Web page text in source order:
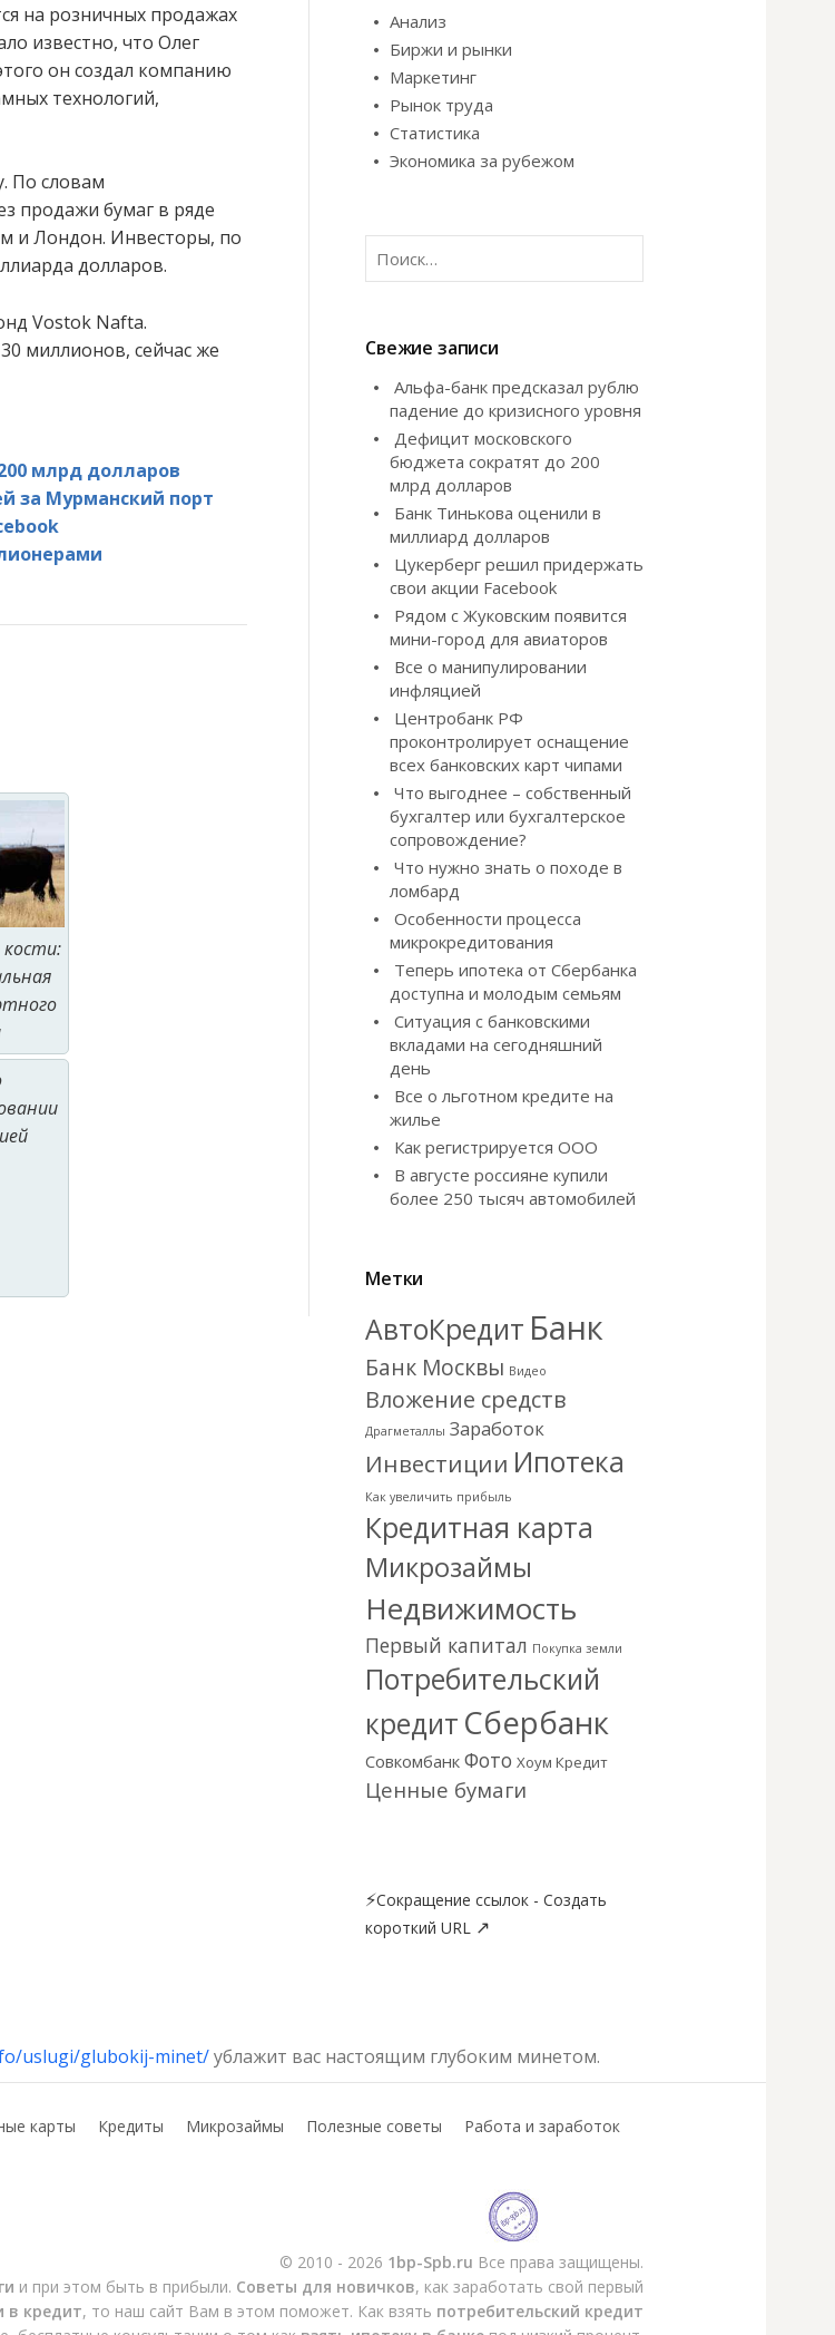
на розничных продажах
известно, что Олег
он создал компанию
технологий,
По словам
продажи бумаг в ряде
и Лондон. Инвесторы, по
долларов.
Vostok Nafta.
миллионов, сейчас же
млрд долларов
за Мурманский порт
Анализ
Биржи и рынки
Маркетинг
Рынок труда
Статистика
Экономика за рубежом
Н
и
Свежие записи
Альфа-банк предсказал рублю
падение до кризисного уровня
Дефицит московского
бюджета сократят до 200
млрд долларов
Банк Тинькова оценили в
миллиард долларов
Цукерберг решил придержать
свои акции Facebook
Рядом с Жуковским появится
мини-город для авиаторов
Все о манипулировании
инфляцией
Центробанк РФ
проконтролирует оснащение
всех банковских карт чипами
Что выгоднее – собственный
бухгалтер или бухгалтерское
сопровождение?
Что нужно знать о походе в
ломбард
Особенности процесса
микрокредитования
Теперь ипотека от Сбербанка
доступна и молодым семьям
Ситуация с банковскими
вкладами на сегодняшний
день
Все о льготном кредите на
жилье
Как регистрируется ООО
В августе россияне купили
более 250 тысяч автомобилей
Метки
АвтоКредит Банк
Банк Москвы Видео
Вложение средств
Драгметаллы Заработок
Инвестиции Ипотека
Как увеличить прибыль
Кредитная карта
Микрозаймы
Недвижимость
Первый капитал Покупка земли
Потребительский
кредит Сбербанк
Совкомбанк Фото Хоум Кредит
Ценные бумаги
⚡Сокращение ссылок - Создать
короткий URL ↗
uslugi/glubokij-minet/ублажит вас настоящим глубоким минетом.
карты Кредиты Микрозаймы Полезные советы Работа и заработок
© 2010 - 2026 1bp-Spb.ru Все права защищены.
и при этом быть в прибыли. Советы для новичков, как заработать свой первый
в кредит, то наш сайт Вам в этом поможет. Как взять потребительский кредит